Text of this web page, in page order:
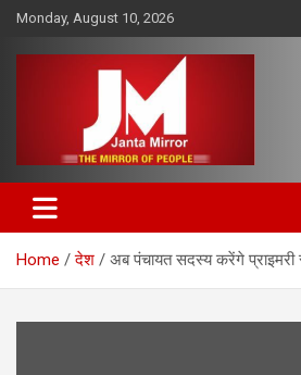
Skip
content
Monday, August 10, 2026
Janta Mirror
Home देश अब पंचायत सदस्य करेंगे प्राइमरी